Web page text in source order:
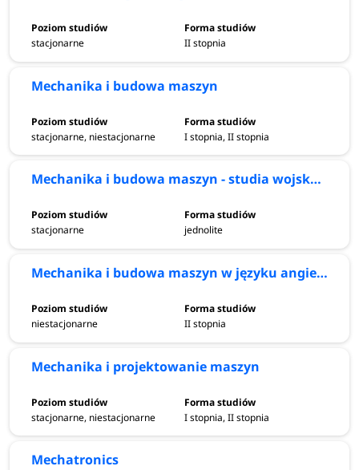
stacjonarne II stopnia
Mechanika i budowa maszyn
stacjonarne, niestacjonarne I stopnia, II stopnia
Mechanika i budowa maszyn - studia wojskowe
stacjonarne jednolite
Mechanika i budowa maszyn w języku angielskim
niestacjonarne II stopnia
Mechanika i projektowanie maszyn
stacjonarne, niestacjonarne I stopnia, II stopnia
Mechatronics